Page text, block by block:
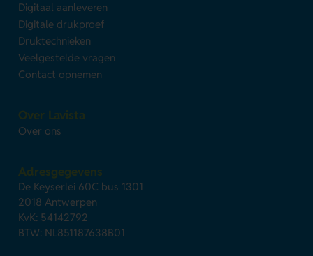
Digitaal aanleveren
Digitale drukproef
Druktechnieken
Veelgestelde vragen
Contact opnemen
Over Lavista
Over ons
Adresgegevens
De Keyserlei 60C bus 1301
2018 Antwerpen
KvK: 54142792
BTW: NL851187638B01